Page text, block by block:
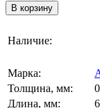
В корзину
Наличие:
Марка:
Толщина, мм:
Длина, мм: